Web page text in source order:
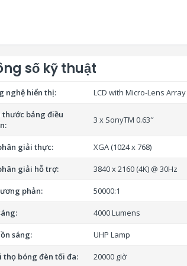
số kỹ thuật
nghệ hiển thị: LCD with Micro-Lens Array
thước bảng điều
3 x SonyTM 0.63″
giải thực: XGA (1024 x 768)
giải hỗ trợ: 3840 x 2160 (4K) @ 30Hz
phản: 50000:1
4000 Lumens
sáng: UHP Lamp
thọ bóng đèn tối đa: 20000 giờ